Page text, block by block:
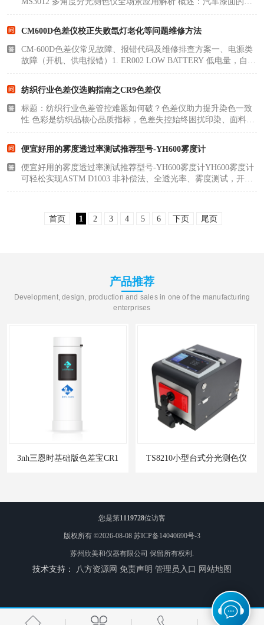
光漆、云..
CM600D色差仪校正失败氙灯老化等问题维修方法
CM-600D色差仪常见故障、报错代码及维修排查方案一、电源类
故障（开机、供电报错）1. ER002 LOW BATTERY 低电量，自动
维修步骤：更换全..
纺织行业色差仪选购指南之CR9色差仪
标题：纺织行业色差管控难题如何破？色差仪助力提升染色一致
性 色彩是纺织品核心品质指标，色差失控始终困扰印染、面料、
的传统模式早已..
便宜好用的雾度透过率测试推荐型号-YH600雾度计
便宜好用的雾度透过率测试推荐型号-YH600雾度计YH600雾度计
可轻松实现ASTM D1003 非补偿法、全透光率、雾度测试，开放
可重复的透光率和..
首页 1 2 3 4 5 6 下页 尾页
产品推荐
Development, design, production and sales in one of the manufacturing
enterprises
3nh三恩时基础版色差宝CR1 TS8210小型台式分光测色仪
3nh三恩时电脑色差仪NH310 便携式精密色差仪 DOHO东宏D604四光源对色灯箱
您是第1119728位访客
版权所有 ©2026-08-08 苏ICP备14040690号-3
苏州欣美和仪器有限公司 保留所有权利.
技术支持： 八方资源网 免责声明 管理员入口 网站地图